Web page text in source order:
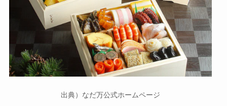
出典）なだ万公式ホームページ